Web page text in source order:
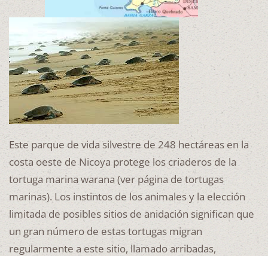
Este parque de vida silvestre de 248 hectáreas en la
costa oeste de Nicoya protege los criaderos de la
tortuga marina warana (ver página de tortugas
marinas). Los instintos de los animales y la elección
limitada de posibles sitios de anidación significan que
un gran número de estas tortugas migran
regularmente a este sitio, llamado arribadas,